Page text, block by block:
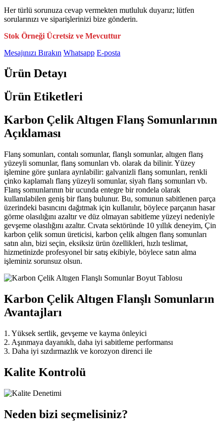
Her türlü sorunuza cevap vermekten mutluluk duyarız; lütfen
sorularınızı ve siparişlerinizi bize gönderin.
Stok Örneği Ücretsiz ve Mevcuttur
Mesajınızı Bırakın Whatsapp E-posta
Ürün Detayı
Ürün Etiketleri
Karbon Çelik Altıgen Flanş Somunlarının
Açıklaması
Flanş somunları, contalı somunlar, flanşlı somunlar, altıgen flanş
yüzeyli somunlar, flanş somunları vb. olarak da bilinir. Yüzey
işlemine göre şunlara ayrılabilir: galvanizli flanş somunları, renkli
çinko kaplamalı flanş yüzeyli somunlar, siyah flanş somunları vb.
Flanş somunlarının bir ucunda entegre bir rondela olarak
kullanılabilen geniş bir flanş bulunur. Bu, somunun sabitlenen parça
üzerindeki basıncını dağıtmak için kullanılır, böylece parçanın hasar
görme olasılığını azaltır ve düz olmayan sabitleme yüzeyi nedeniyle
gevşeme olasılığını azaltır. Cıvata sektöründe 10 yıllık deneyim, Çin
karbon çelik somun üreticisi, karbon çelik altıgen flanş somunları
satın alın, bizi seçin, eksiksiz ürün özellikleri, hızlı teslimat,
hizmetinizde profesyonel bir satış ekibiyle, böylece satın alma
işleminiz sorunsuz olsun.
Karbon Çelik Altıgen Flanşlı Somunların
Avantajları
1. Yüksek sertlik, gevşeme ve kayma önleyici
2. Aşınmaya dayanıklı, daha iyi sabitleme performansı
3. Daha iyi sızdırmazlık ve korozyon direnci ile
Kalite Kontrolü
Neden bizi seçmelisiniz?